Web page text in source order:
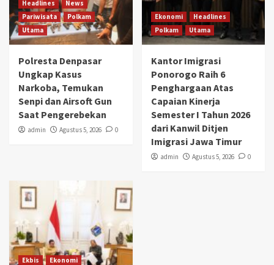
Headlines
News
Pariwisata
Polkam
Utama
Polresta Denpasar
Ungkap Kasus
Narkoba, Temukan
Senpi dan Airsoft Gun
Saat Pengerebekan
admin Agustus 5, 2026 0
Ekonomi
Headlines
Polkam
Utama
Kantor Imigrasi
Ponorogo Raih 6
Penghargaan Atas
Capaian Kinerja
Semester I Tahun 2026
dari Kanwil Ditjen
Imigrasi Jawa Timur
admin Agustus 5, 2026 0
Ekbis
Ekonomi